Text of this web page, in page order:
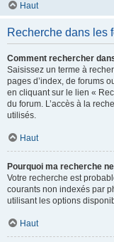
Haut
Recherche dans les
Comment rechercher
Saisissez un terme à
pages d’index, de forums
en cliquant sur le lien «
du forum. L’accès à la
utilisés.
Haut
Pourquoi ma recherche
Votre recherche est
courants non indexés par
utilisant les options
Haut